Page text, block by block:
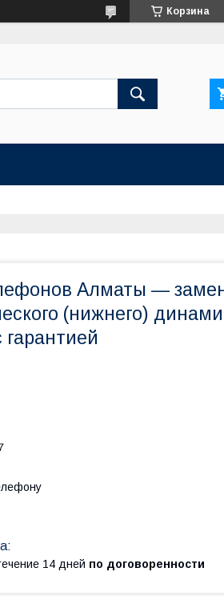
Корзина
Алматы —
(нижнего)
гарантией
14 дней по договоренности